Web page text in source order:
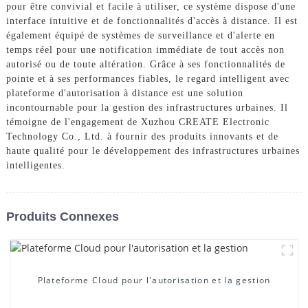
pour être convivial et facile à utiliser, ce système dispose d'une
interface intuitive et de fonctionnalités d'accès à distance. Il est
également équipé de systèmes de surveillance et d'alerte en
temps réel pour une notification immédiate de tout accès non
autorisé ou de toute altération. Grâce à ses fonctionnalités de
pointe et à ses performances fiables, le regard intelligent avec
plateforme d'autorisation à distance est une solution
incontournable pour la gestion des infrastructures urbaines. Il
témoigne de l'engagement de Xuzhou CREATE Electronic
Technology Co., Ltd. à fournir des produits innovants et de
haute qualité pour le développement des infrastructures urbaines
intelligentes.
Produits Connexes
Plateforme Cloud pour l'autorisation et la gestion